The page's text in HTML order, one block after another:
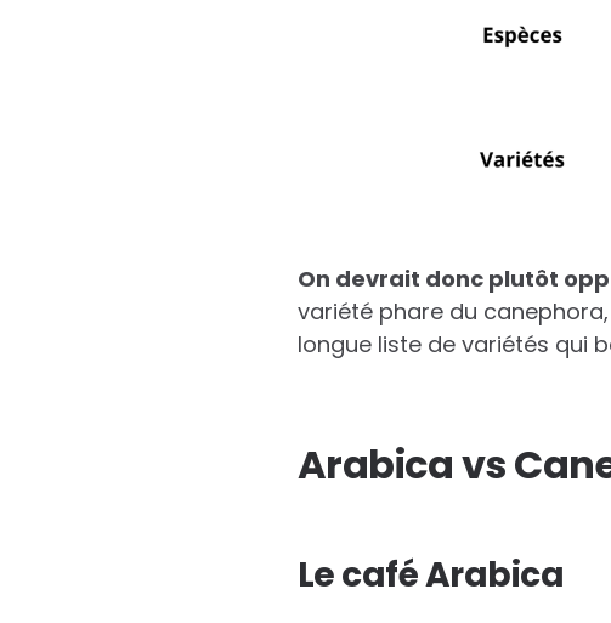
On devrait donc plutôt
variété phare du
longue liste de variétés qui
Arabica vs
Le café Arabica